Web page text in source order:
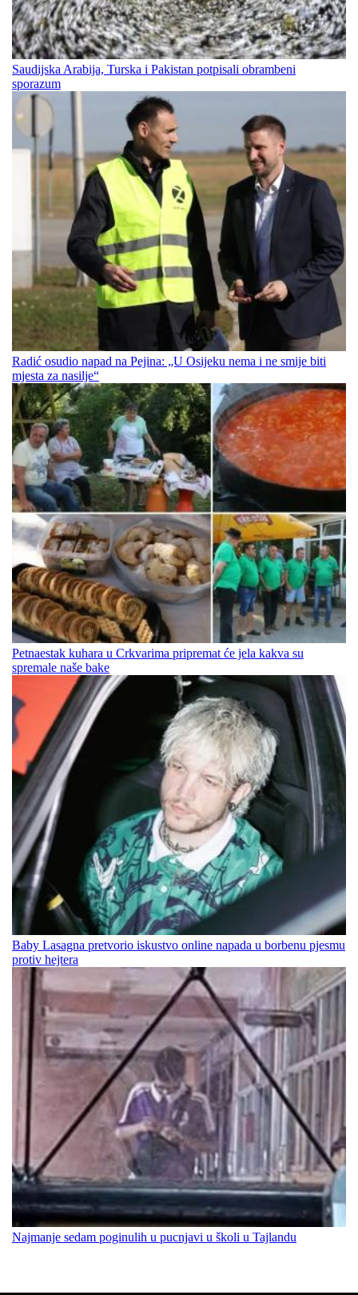
Saudijska Arabija, Turska i Pakistan potpisali obrambeni
sporazum
Radić osudio napad na Pejina: „U Osijeku nema i ne smije biti
mjesta za nasilje“
Petnaestak kuhara u Crkvarima pripremat će jela kakva su
spremale naše bake
Baby Lasagna pretvorio iskustvo online napada u borbenu pjesmu
protiv hejtera
Najmanje sedam poginulih u pucnjavi u školi u Tajlandu